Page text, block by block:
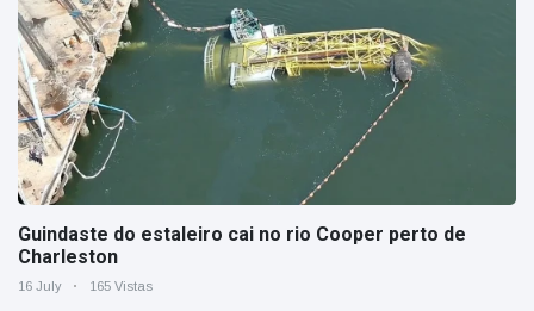
Guindaste do estaleiro cai no rio Cooper perto de
Charleston
16 July 165 Vistas